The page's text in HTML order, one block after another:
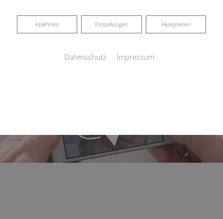
Akzeptieren
Einstellungen
Ablehnen
Ablehnen
Datenschutz Impressum